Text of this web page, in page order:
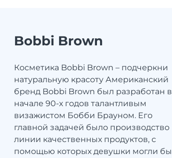
Bobbi Brown
Косметика Bobbi Brown – подчеркни
натуральную красоту Американский
бренд Bobbi Brown был разработан в
начале 90-х годов талантливым
визажистом Бобби Брауном. Его
главной задачей было производство
линии качественных продуктов, с
помощью которых девушки могли бы